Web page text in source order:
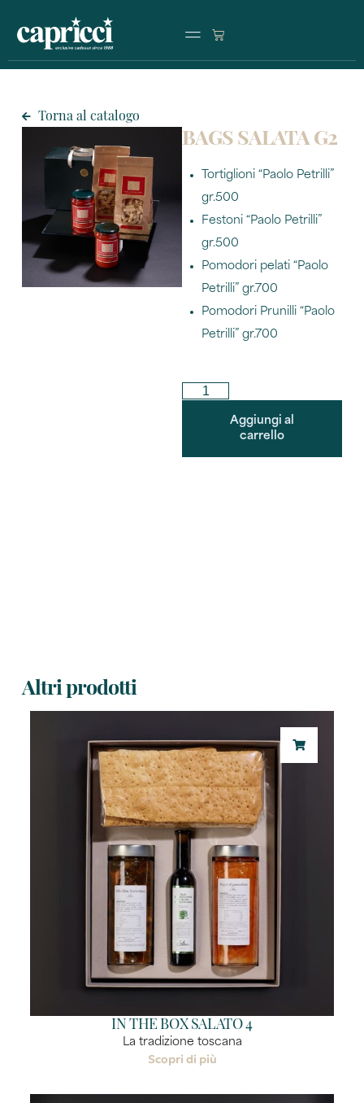
Torna al catalogo
BAGS SALATA G2
Tortiglioni “Paolo Petrilli”
gr.500
Festoni “Paolo Petrilli”
gr.500
Pomodori pelati “Paolo
Petrilli” gr.700
Pomodori Prunilli “Paolo
Petrilli” gr.700
Aggiungi al
carrello
Altri prodotti
IN THE BOX SALATO 4
La tradizione toscana
Scopri di più